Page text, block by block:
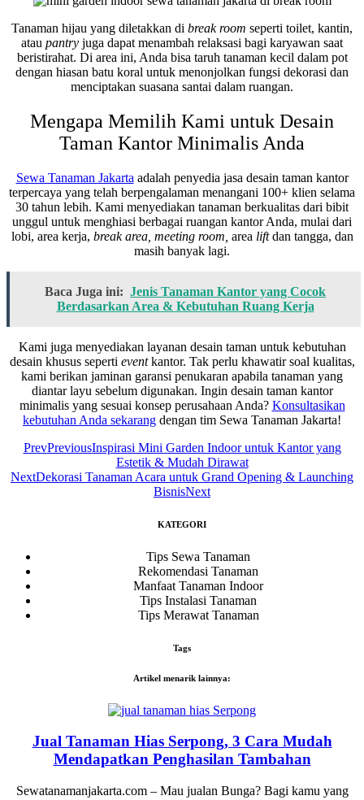
Tanaman hijau yang diletakkan di break room seperti toilet, kantin,
atau pantry juga dapat menambah relaksasi bagi karyawan saat
beristirahat. Di area ini, Anda bisa taruh tanaman kecil dalam pot
dengan hiasan batu koral untuk menonjolkan fungsi dekorasi dan
menciptakan suasana santai dalam ruangan.
Mengapa Memilih Kami untuk Desain
Taman Kantor Minimalis Anda
Sewa Tanaman Jakarta adalah penyedia jasa desain taman kantor
terpercaya yang telah berpengalaman menangani 100+ klien selama
30 tahun lebih. Kami menyediakan tanaman berkualitas dari bibit
unggul untuk menghiasi berbagai ruangan kantor Anda, mulai dari
lobi, area kerja, break area, meeting room, area liftdan tangga, dan
masih banyak lagi.
Baca Juga ini: Jenis Tanaman Kantor yang Cocok
Berdasarkan Area & Kebutuhan Ruang Kerja
Kami juga menyediakan layanan desain taman untuk kebutuhan
desain khusus seperti eventkantor. Tak perlu khawatir soal kualitas,
kami berikan jaminan garansi penukaran apabila tanaman yang
diantar layu sebelum digunakan. Ingin desain taman kantor
minimalis yang sesuai konsep perusahaan Anda? Konsultasikan
kebutuhan Anda sekarang dengan tim Sewa Tanaman Jakarta!
PrevPreviousInspirasi Mini Garden Indoor untuk Kantor yang
Estetik & Mudah Dirawat
NextDekorasi Tanaman Acara untuk Grand Opening & Launching
BisnisNext
KATEGORI
Tips Sewa Tanaman
Rekomendasi Tanaman
Manfaat Tanaman Indoor
Tips Instalasi Tanaman
Tips Merawat Tanaman
Tags
Artikel menarik lainnya:
Jual Tanaman Hias Serpong, 3 Cara Mudah
Mendapatkan Penghasilan Tambahan
Sewatanamanjakarta.com – Mau jualan Bunga? Bagi kamu yang